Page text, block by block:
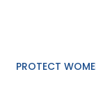
PROTECT